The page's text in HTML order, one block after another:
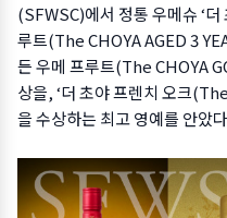
(SFWSC)에서 정통 우메슈 ‘
루트(The CHOYA AGED 3
든 우메 프루트(The CHOYA
상을, ‘더 초야 프렌치 오크
을 수상하는 최고 영예를 안았